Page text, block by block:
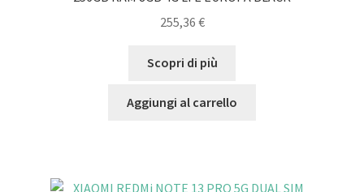
255,36 €
Scopri di più
Aggiungi al carrello